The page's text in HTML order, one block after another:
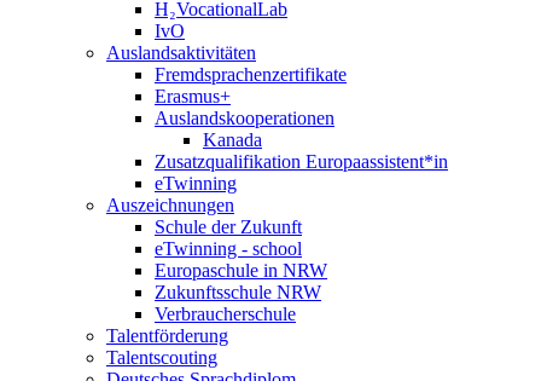
H₂VocationalLab
IvO
Auslandsaktivitäten
Fremdsprachenzertifikate
Erasmus+
Auslandskooperationen
Kanada
Zusatzqualifikation Europaassistent*in
eTwinning
Auszeichnungen
Schule der Zukunft
eTwinning - school
Europaschule in NRW
Zukunftsschule NRW
Verbraucherschule
Talentförderung
Talentscouting